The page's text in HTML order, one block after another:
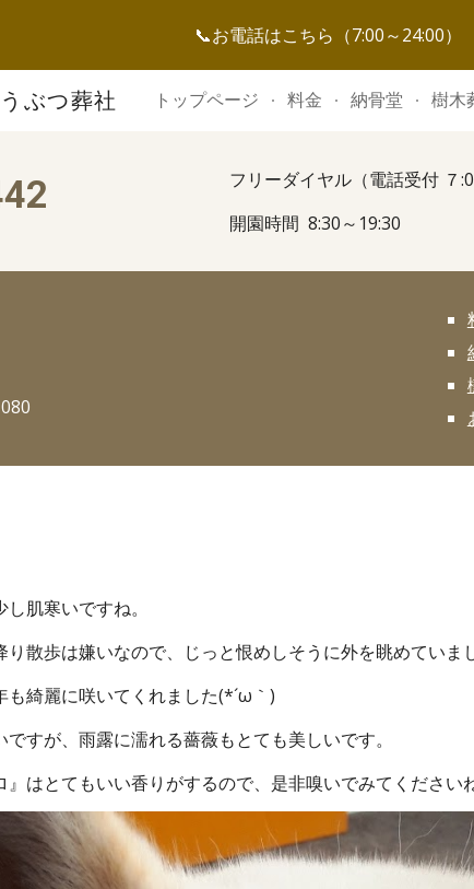
Skip to main content
📞お電話はこちら（7:00～24:00）
ぶつ葬社 トップページ 料金 納骨堂 樹木
フリーダイヤル（電話受付 ７
開園時間 8:30～19:30
肌寒いですね。
散歩は嫌いなので、じっと恨めしそうに外を眺めていまし
も綺麗に咲いてくれました(*´ω｀)
すが、雨露に濡れる薔薇もとても美しいです。
はとてもいい香りがするので、是非嗅いでみてください